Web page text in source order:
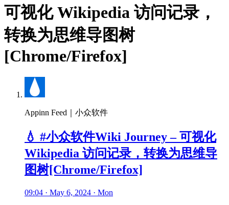
可视化 Wikipedia 访问记录，
转换为思维导图树
[Chrome/Firefox]
Appinn Feed｜小众软件
💧 #小众软件Wiki Journey – 可视化
Wikipedia 访问记录，转换为思维导
图树[Chrome/Firefox]
09:04 · May 6, 2024 · Mon